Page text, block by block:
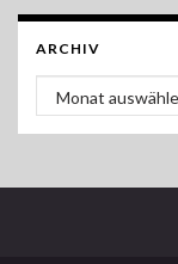
ARCHIV
Archiv